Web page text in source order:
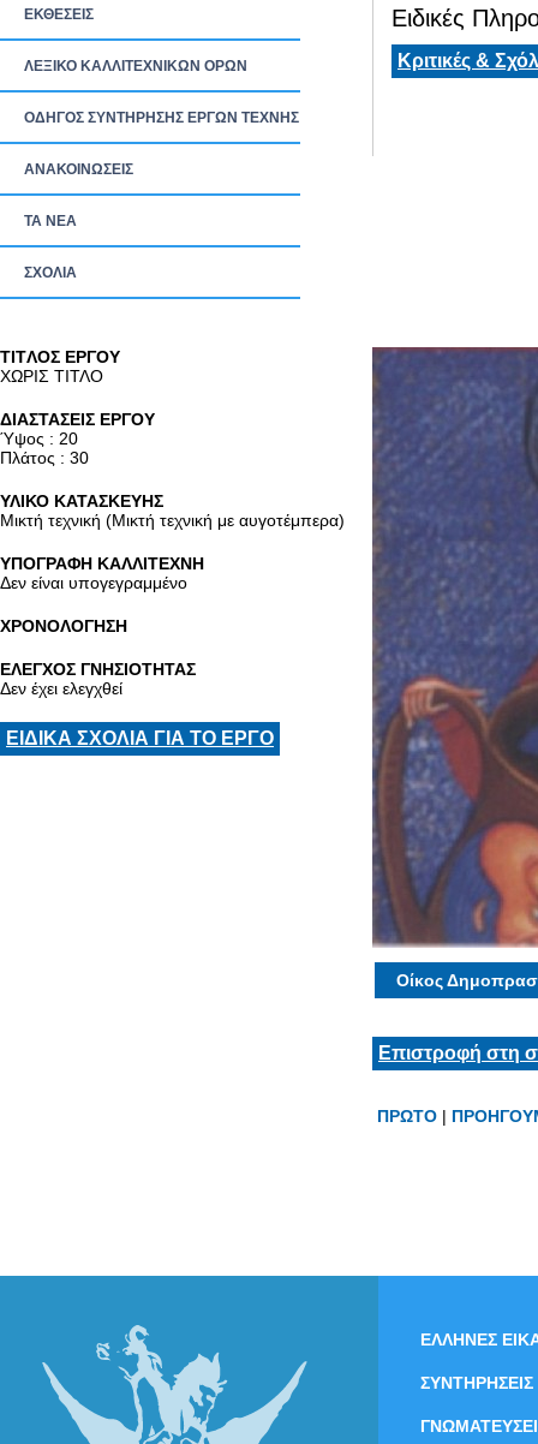
ΕΚΘΕΣΕΙΣ
ΛΕΞΙΚΟ ΚΑΛΛΙΤΕΧΝΙΚΩΝ ΟΡΩΝ
ΟΔΗΓΟΣ ΣΥΝΤΗΡΗΣΗΣ ΕΡΓΩΝ ΤΕΧΝΗΣ
ΑΝΑΚΟΙΝΩΣΕΙΣ
ΤΑ ΝEΑ
ΣΧΟΛΙΑ
Ειδικές
Κριτικές &
TITΛΟΣ ΕΡΓΟΥ
ΧΩΡΙΣ ΤΙΤΛΟ
ΔΙΑΣΤΑΣΕΙΣ ΕΡΓΟΥ
Ύψος : 20
Πλάτος : 30
ΥΛΙΚΟ ΚΑΤΑΣΚΕΥΗΣ
Μικτή τεχνική (Μικτή τεχνική με αυγοτέμπερα)
ΥΠΟΓΡΑΦΗ ΚΑΛΛΙΤΕΧΝΗ
Δεν είναι υπογεγραμμένο
ΧΡΟΝΟΛΟΓΗΣΗ
ΕΛΕΓΧΟΣ ΓΝΗΣΙΟΤΗΤΑΣ
Δεν έχει ελεγχθεί
ΕΙΔΙΚΑ ΣΧΟΛΙΑ ΓΙΑ ΤΟ ΕΡΓΟ
Οίκος
Επιστροφή στη
ΠΡΩΤΟ |
ΕΛΛΗΝΕΣ
ΣΥΝΤΗΡΗΣΕΙΣ